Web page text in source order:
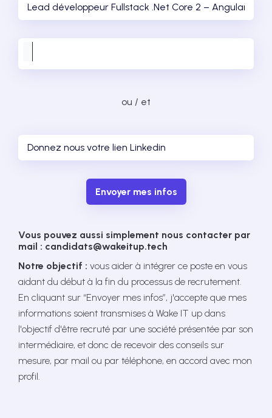
ou / et
Envoyer mes infos
Vous pouvez aussi simplement nous contacter par
mail : candidats@wakeitup.tech
Notre objectif : vous aider à intégrer ce poste en vous
aidant du début à la fin du processus de recrutement.
En cliquant sur “Envoyer mes infos”, j'accepte que mes
informations soient transmises à Wake IT up dans
l'objectif d'être recruté par une société présentée par son
intermédiaire, et donc de recevoir des conseils sur
mesure, par mail ou par téléphone, en accord avec mon
profil.